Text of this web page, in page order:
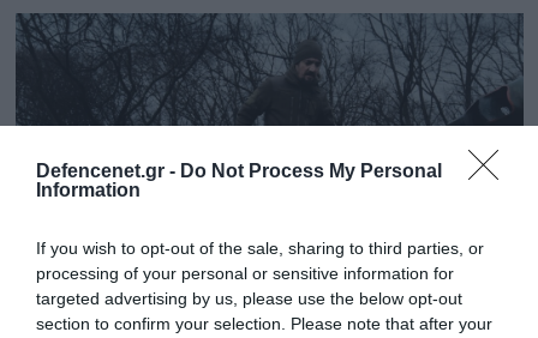
Defencenet.gr - Do Not Process My Personal
Information
If you wish to opt-out of the sale, sharing to third parties, or
processing of your personal or sensitive information for
targeted advertising by us, please use the below opt-out
section to confirm your selection. Please note that after your